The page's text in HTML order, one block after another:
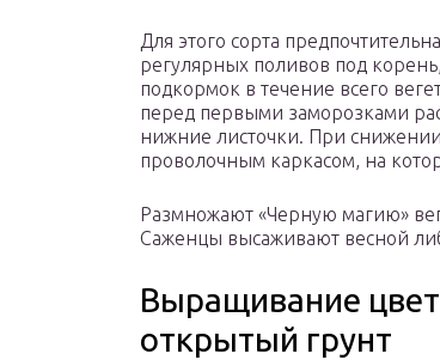
Для этого сорта
регулярных поливов под
подкормок в течение всего
перед первыми заморозками
нижние листочки. При
проволочным каркасом, на
Размножают «Черную магию»
Саженцы высаживают весной
Выращивание
открытый грунт